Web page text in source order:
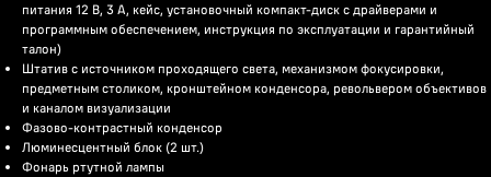
питания 12 В, 3 А, кейс, установочный компакт-диск с драйверами и
программным обеспечением, инструкция по эксплуатации и гарантийный
талон)
Штатив с источником проходящего света, механизмом фокусировки,
предметным столиком, кронштейном конденсора, револьвером объективов
и каналом визуализации
Фазово-контрастный конденсор
Люминесцентный блок (2 шт.)
Фонарь ртутной лампы